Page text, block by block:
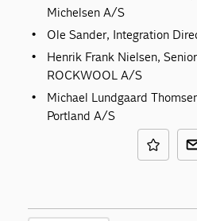
Michelsen A/S
Ole Sander, Integration
Henrik Frank Nielsen,
ROCKWOOL A/S
Michael Lundgaard
Portland A/S